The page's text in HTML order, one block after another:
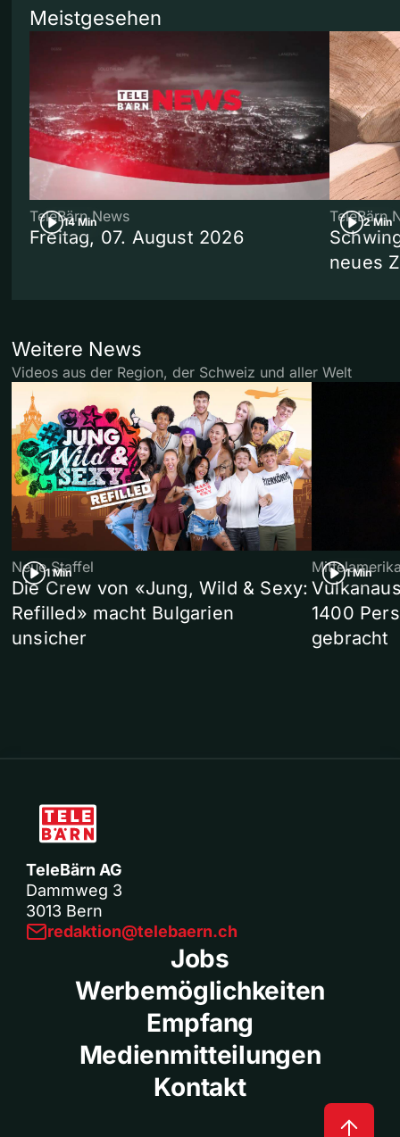
Meistgesehen
14 Min
TeleBärn News
Freitag, 07. August 2026
2 Min
TeleBärn
neues
Weitere News
Videos aus der Region, der Schweiz und aller Welt
1 Min
Neue Staffel
Die Crew von «Jung, Wild & Sexy:
Refilled» macht Bulgarien
unsicher
1 Min
1400
gebracht
TeleBärn AG
Dammweg 3
3013 Bern
redaktion@telebaern.ch
Jobs
Werbemöglichkeiten
Empfang
Medienmitteilungen
Kontakt